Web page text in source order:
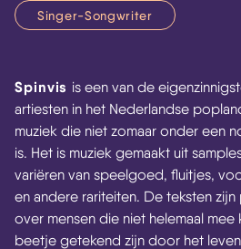
Singer-Songwriter
Spinvis is een van de
artiesten in het Nederlandse
muziek die niet zomaar onder een
is. Het is muziek gemaakt uit
variëren van speelgoed, fluitjes,
en andere rariteiten. De teksten
over mensen die niet helemaal mee
beetje getekend zijn door het